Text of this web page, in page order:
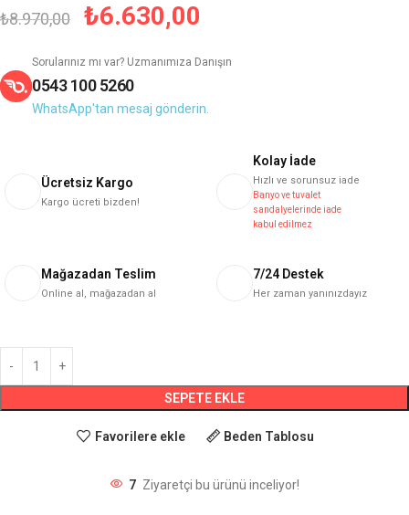
₺8.970,00 ₺6.630,00
Sorularınız mı var? Uzmanımıza Danışın
0543 100 5260
WhatsApp'tan mesaj gönderin.
Ücretsiz Kargo
Kargo ücreti bizden!
Kolay İade
Hızlı ve sorunsuz iade
Banyo ve tuvalet
sandalyelerinde iade
kabul edilmez
Mağazadan Teslim
Online al, mağazadan al
7/24 Destek
Her zaman yanınızdayız
SEPETE EKLE
Favorilere ekle Beden Tablosu
7 Ziyaretçi bu ürünü inceliyor!